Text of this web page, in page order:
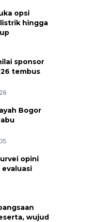
opsi
hingga
sponsor
tembus
Bogor
opini
wujud